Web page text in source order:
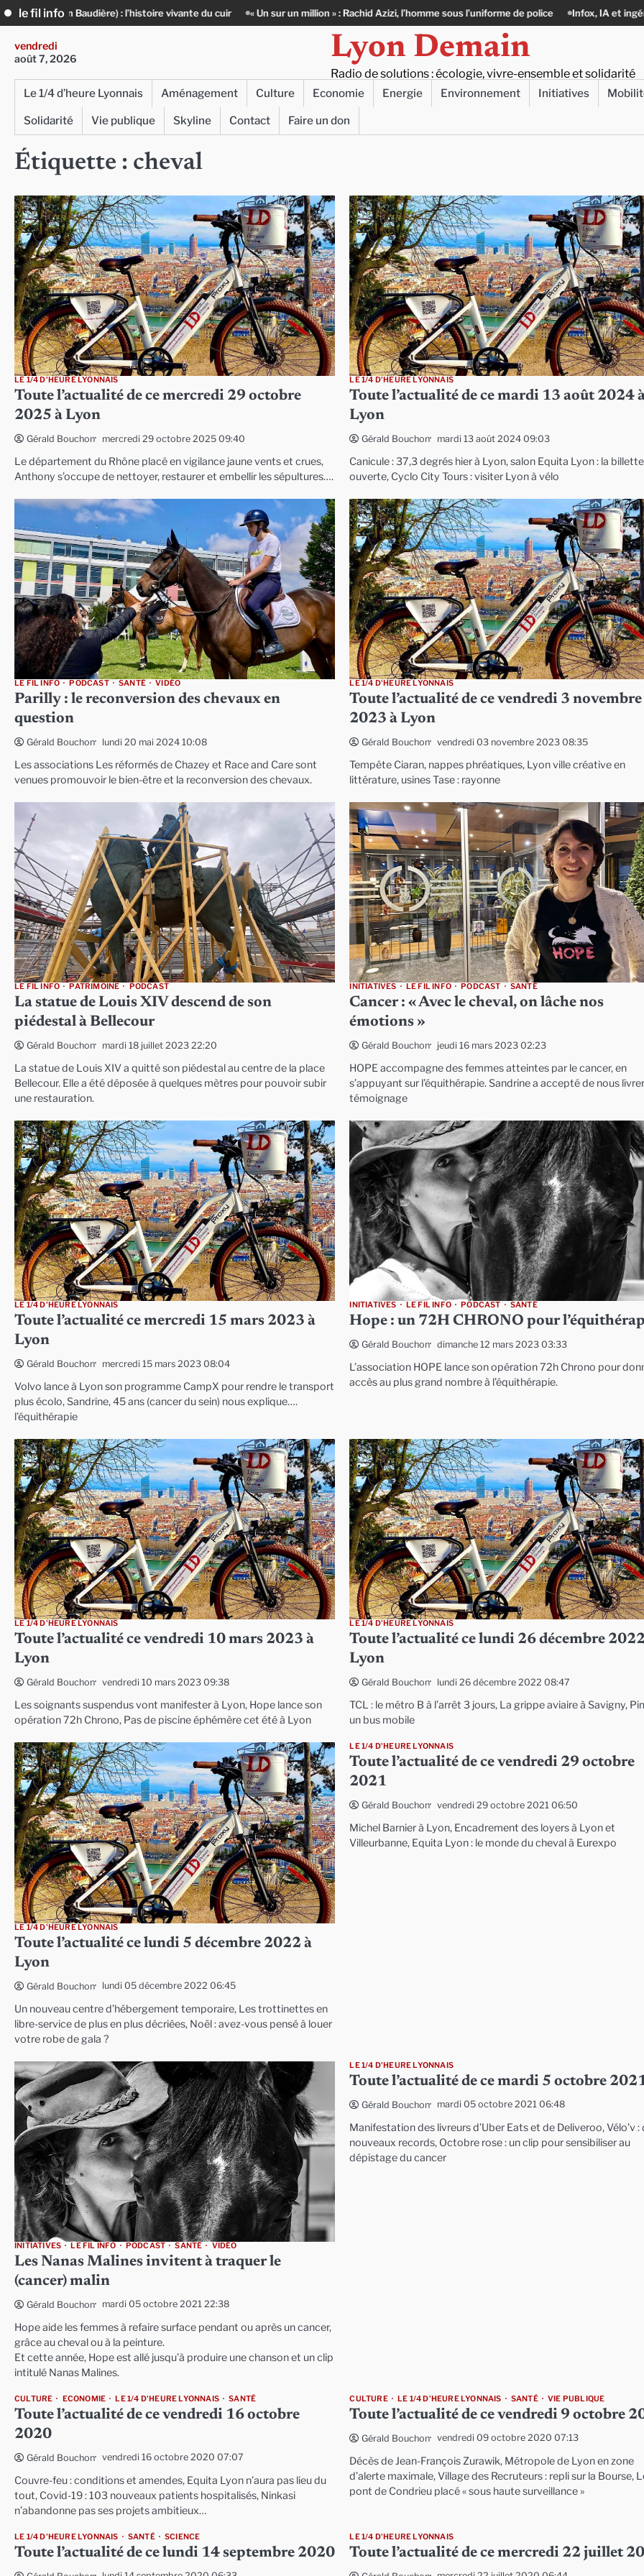
Skip
to
content
le fil infovivante du cuir « Un sur un million » : Rachid Azizi, l’homme sous l’uniforme de police Infox, IA et ingérences : le journalisme
vendredi
août 7, 2026
Lyon Demain
Radio de solutions : écologie, vivre-ensemble et solidarité
Le 1/4 d’heure Lyonnais Aménagement Culture Economie Energie Environnement Initiatives
Solidarité
Vie publique Skyline Contact Faire un don
Étiquette : cheval
LE 1/4 D'HEURE LYONNAIS
Toute l’actualité de ce mercredi 29 octobre
2025 à Lyon
Gérald Bouchon mercredi 29 octobre 2025 09:40
Le département du Rhône placé en vigilance jaune vents et crues,
Anthony s’occupe de nettoyer, restaurer et embellir les sépultures….
LE 1/4 D'HEURE LYONNAIS
Toute l’actualité de ce mardi 13 août 2024
Lyon
Gérald Bouchon mardi 13 août 2024 09:03
Canicule : 37,3 degrés hier à Lyon, salon Equita Lyon : la
ouverte, Cyclo City Tours : visiter Lyon à vélo
LE FIL INFO PODCAST SANTÉ VIDÉO
Parilly : le reconversion des chevaux en
question
Gérald Bouchon lundi 20 mai 2024 10:08
Les associations Les réformés de Chazey et Race and Care sont
venues promouvoir le bien-être et la reconversion des chevaux.
LE 1/4 D'HEURE LYONNAIS
Toute l’actualité de ce vendredi 3 novembre
2023 à Lyon
Gérald Bouchon vendredi 03 novembre 2023 08:35
Tempête Ciaran, nappes phréatiques, Lyon ville créative en
littérature, usines Tase : rayonne
LE FIL INFO PATRIMOINE PODCAST
La statue de Louis XIV descend de son
piédestal à Bellecour
Gérald Bouchon mardi 18 juillet 2023 22:20
La statue de Louis XIV a quitté son piédestal au centre de la place
Bellecour. Elle a été déposée à quelques mètres pour pouvoir subir
une restauration.
INITIATIVES LE FIL INFO PODCAST SANTÉ
Cancer : « Avec le cheval, on lâche nos
émotions »
Gérald Bouchon jeudi 16 mars 2023 02:23
HOPE accompagne des femmes atteintes par le cancer, en
s’appuyant sur l’équithérapie. Sandrine a accepté de nous
témoignage
LE 1/4 D'HEURE LYONNAIS
Toute l’actualité ce mercredi 15 mars 2023 à
Lyon
Gérald Bouchon mercredi 15 mars 2023 08:04
Volvo lance à Lyon son programme CampX pour rendre le transport
plus écolo, Sandrine, 45 ans (cancer du sein) nous explique….
l’équithérapie
INITIATIVES LE FIL INFO PODCAST SANTÉ
Hope : un 72H CHRONO pour
Gérald Bouchon dimanche 12 mars 2023 03:33
L’association HOPE lance son opération 72h Chrono pour
accès au plus grand nombre à l’équithérapie.
LE 1/4 D'HEURE LYONNAIS
Toute l’actualité ce vendredi 10 mars 2023 à
Lyon
Gérald Bouchon vendredi 10 mars 2023 09:38
Les soignants suspendus vont manifester à Lyon, Hope lance son
opération 72h Chrono, Pas de piscine éphémère cet été à Lyon
LE 1/4 D'HEURE LYONNAIS
Toute l’actualité ce lundi 26 décembre
Lyon
Gérald Bouchon lundi 26 décembre 2022 08:47
TCL : le métro B à l’arrêt 3 jours, La grippe aviaire à Savigny,
un bus mobile
LE 1/4 D'HEURE LYONNAIS
Toute l’actualité ce lundi 5 décembre 2022 à
Lyon
Gérald Bouchon lundi 05 décembre 2022 06:45
Un nouveau centre d’hébergement temporaire, Les trottinettes en
libre-service de plus en plus décriées, Noël : avez-vous pensé à louer
votre robe de gala ?
LE 1/4 D'HEURE LYONNAIS
Toute l’actualité de ce vendredi 29 octobre
2021
Gérald Bouchon vendredi 29 octobre 2021 06:50
Michel Barnier à Lyon, Encadrement des loyers à Lyon et
Villeurbanne, Equita Lyon : le monde du cheval à Eurexpo
INITIATIVES LE FIL INFO PODCAST SANTÉ VIDÉO
Les Nanas Malines invitent à traquer le
(cancer) malin
Gérald Bouchon mardi 05 octobre 2021 22:38
Hope aide les femmes à refaire surface pendant ou après un cancer,
grâce au cheval ou à la peinture.
Et cette année, Hope est allé jusqu’à produire une chanson et un clip
intitulé Nanas Malines.
LE 1/4 D'HEURE LYONNAIS
Toute l’actualité de ce mardi 5 octobre
Gérald Bouchon mardi 05 octobre 2021 06:48
Manifestation des livreurs d’Uber Eats et de Deliveroo, Vélo’v :
nouveaux records, Octobre rose : un clip pour sensibiliser au
dépistage du cancer
CULTURE ECONOMIE LE 1/4 D'HEURE LYONNAIS SANTÉ
Toute l’actualité de ce vendredi 16 octobre
2020
Gérald Bouchon vendredi 16 octobre 2020 07:07
Couvre-feu : conditions et amendes, Equita Lyon n’aura pas lieu du
tout, Covid-19 : 103 nouveaux patients hospitalisés, Ninkasi
n’abandonne pas ses projets ambitieux…
CULTURE LE 1/4 D'HEURE LYONNAIS SANTÉ VIE PUBLIQUE
Toute l’actualité de ce vendredi 9 octobre
Gérald Bouchon vendredi 09 octobre 2020 07:13
Décès de Jean-François Zurawik, Métropole de Lyon en zone
d’alerte maximale, Village des Recruteurs : repli sur la Bourse,
pont de Condrieu placé « sous haute surveillance »
LE 1/4 D'HEURE LYONNAIS SANTÉ SCIENCE
Toute l’actualité de ce lundi 14 septembre 2020
LE 1/4 D'HEURE LYONNAIS
Toute l’actualité de ce mercredi 22 juillet